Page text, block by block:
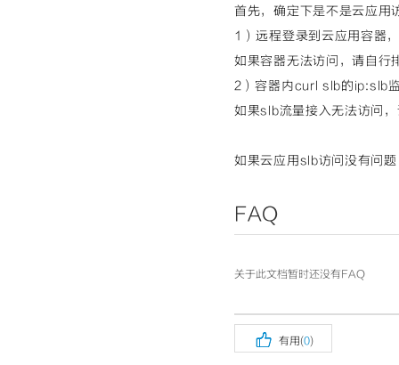
首先，确定下是不是云应用
1）远程登录到云应用容器
如果容器无法访问，请自行
2）容器内curl slb的ip:slb
如果slb流量接入无法访问
如果云应用slb访问没有问
FAQ
关于此文档暂时还没有FAQ
 有用(0)